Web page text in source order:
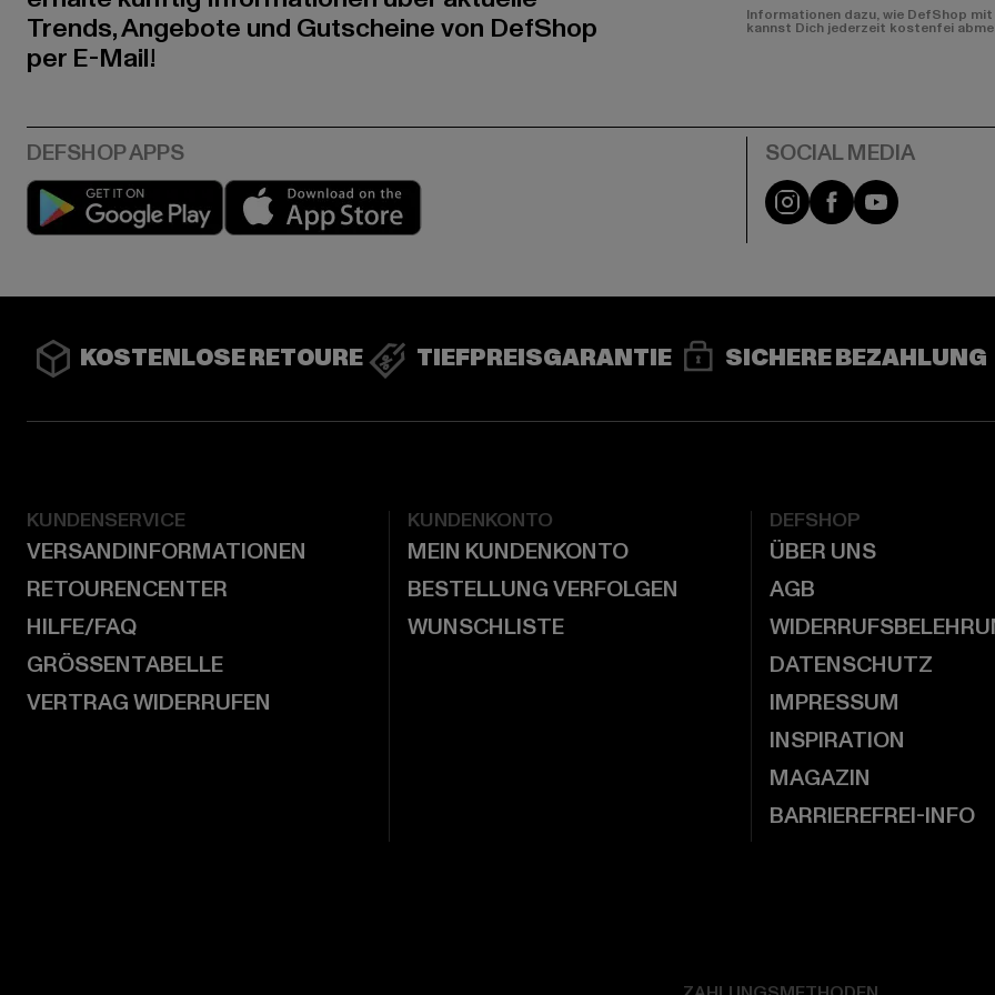
Trends, Angebote und Gutscheine von DefShop
per E-Mail!
Informationen dazu, wie DefShop
kannst Dich jederzeit kostenfei
Play market Instagram
FacebookYouTube
KOSTENLOSE RETOURE TIEFPREISGARANTIE SICHERE BEZAHLUNG
KUNDENSERVICE
VERSANDINFORMATIONEN
RETOURENCENTER
HILFE/FAQ
GRÖSSENTABELLE
VERTRAG WIDERRUFEN
KUNDENKONTO
MEIN KUNDENKONTO
BESTELLUNG VERFOLGEN
WUNSCHLISTE
DEFSHOP
ÜBER UNS
AGB
DATENSCHUTZ
IMPRESSUM
INSPIRATION
MAGAZIN
BARRIEREFREI-INFO